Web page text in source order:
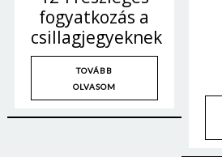
fogyatkozás a
csillagjegyeknek
TOVÁBB
OLVASOM